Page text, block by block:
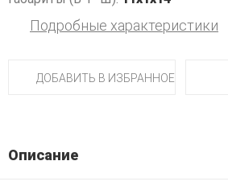
Подробные характеристики
ДОБАВИТЬ В ИЗБРАННОЕ
Описание